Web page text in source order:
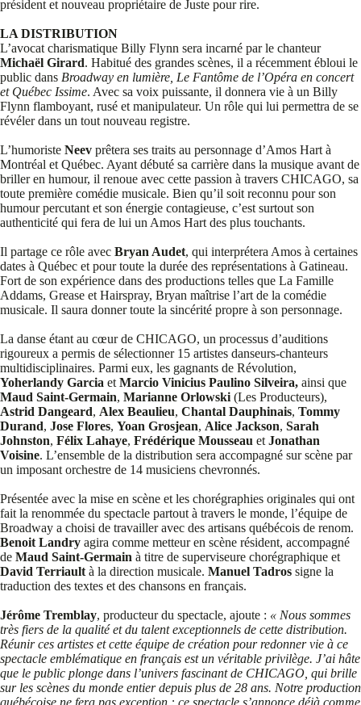
président et nouveau propriétaire de Juste pour rire.
LA DISTRIBUTION
L’avocat charismatique Billy Flynn sera incarné par le chanteur
Michaël Girard. Habitué des grandes scènes, il a récemment ébloui le
public dans Broadway en lumière, Le Fantôme de l’Opéra en concert
et Québec Issime. Avec sa voix puissante, il donnera vie à un Billy
Flynn flamboyant, rusé et manipulateur. Un rôle qui lui permettra de se
révéler dans un tout nouveau registre.
L’humoriste Neev prêtera ses traits au personnage d’Amos Hart à
Montréal et Québec. Ayant débuté sa carrière dans la musique avant de
briller en humour, il renoue avec cette passion à travers CHICAGO, sa
toute première comédie musicale. Bien qu’il soit reconnu pour son
humour percutant et son énergie contagieuse, c’est surtout son
authenticité qui fera de lui un Amos Hart des plus touchants.
Il partage ce rôle avec Bryan Audet, qui interprétera Amos à certaines
dates à Québec et pour toute la durée des représentations à Gatineau.
Fort de son expérience dans des productions telles que La Famille
Addams, Grease et Hairspray, Bryan maîtrise l’art de la comédie
musicale. Il saura donner toute la sincérité propre à son personnage.
La danse étant au cœur de CHICAGO, un processus d’auditions
rigoureux a permis de sélectionner 15 artistes danseurs-chanteurs
multidisciplinaires. Parmi eux, les gagnants de Révolution,
Yoherlandy Garcia et Marcio Vinicius Paulino Silveira, ainsi que
Maud Saint-Germain, Marianne Orlowski (Les Producteurs),
Astrid Dangeard, Alex Beaulieu, Chantal Dauphinais, Tommy
Durand, Jose Flores, Yoan Grosjean, Alice Jackson, Sarah
Johnston, Félix Lahaye, Frédérique Mousseau et Jonathan
Voisine. L’ensemble de la distribution sera accompagné sur scène par
un imposant orchestre de 14 musiciens chevronnés.
Présentée avec la mise en scène et les chorégraphies originales qui ont
fait la renommée du spectacle partout à travers le monde, l’équipe de
Broadway a choisi de travailler avec des artisans québécois de renom.
Benoit Landry agira comme metteur en scène résident, accompagné
de Maud Saint-Germain à titre de superviseure chorégraphique et
David Terriault à la direction musicale. Manuel Tadros signe la
traduction des textes et des chansons en français.
Jérôme Tremblay, producteur du spectacle, ajoute : « Nous sommes
très fiers de la qualité et du talent exceptionnels de cette distribution.
Réunir ces artistes et cette équipe de création pour redonner vie à ce
spectacle emblématique en français est un véritable privilège. J’ai hâte
que le public plonge dans l’univers fascinant de CHICAGO, qui brille
sur les scènes du monde entier depuis plus de 28 ans. Notre production
québécoise ne fera pas exception : ce spectacle s’annonce déjà comme